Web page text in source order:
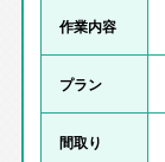
作業内容
プラン
間取り